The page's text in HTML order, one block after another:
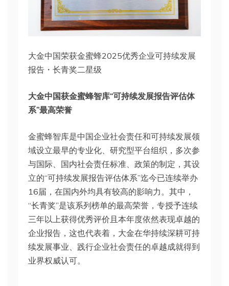
大金中国荣获金蜜蜂2025优秀企业可持续发展
报告・长青奖二星级
大金中国获金蜜蜂智库“可持续发展报告评估体
系”最高荣誉
金蜜蜂智库是中国企业社会责任和可持续发展领
域设立最早的专业化、研究型平台组织，多次参
与国际、国内社会责任标准、政策的制定，其设
立的“可持续发展报告评估体系”迄今已连续举办
16届，在国内外均具有较高的影响力。其中，
“长青奖”是该系列榜单的最高荣誉，专授予连续
三年以上获得优秀评价且本年度依然表现卓越的
企业报告，这也代表着，大金在华持续深耕可持
续发展事业、践行企业社会责任的卓越成就得到
业界权威认可。